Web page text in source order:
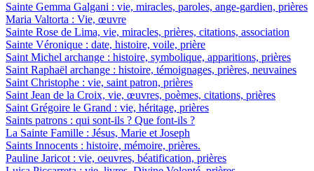
Sainte Gemma Galgani : vie, miracles, paroles, ange-gardien, prières
Maria Valtorta : Vie, œuvre
Sainte Rose de Lima, vie, miracles, prières, citations, association
Sainte Véronique : date, histoire, voile, prière
Saint Michel archange : histoire, symbolique, apparitions, prières
Saint Raphaël archange : histoire, témoignages, prières, neuvaines
Saint Christophe : vie, saint patron, prières
Saint Jean de la Croix, vie, œuvres, poèmes, citations, prières
Saint Grégoire le Grand : vie, héritage, prières
Saints patrons : qui sont-ils ? Que font-ils ?
La Sainte Famille : Jésus, Marie et Joseph
Saints Innocents : histoire, mémoire, prières.
Pauline Jaricot : vie, oeuvres, béatification, prières